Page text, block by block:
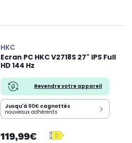
HKC
Ecran PC HKC V2718S 27" IPS Full
HD 144 Hz
Revendre votre appareil
Jusqu'à 90€ cagnottés
nouveaux adhérents
119,99€